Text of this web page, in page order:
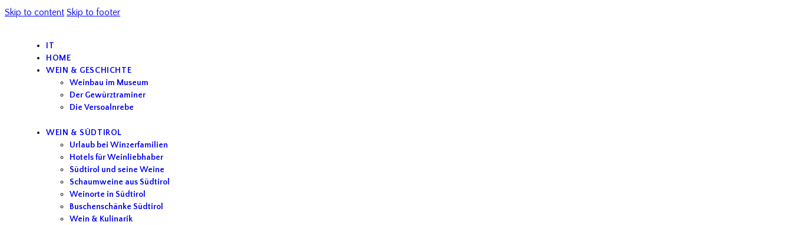
Skip to content Skip to footer
IT
HOME
WEIN & GESCHICHTE
Weinbau im Museum
Der Gewürztraminer
Die Versoalnrebe
WEIN & SÜDTIROL
Urlaub bei Winzerfamilien
Hotels für Weinliebhaber
Südtirol und seine Weine
Schaumweine aus Südtirol
Weinorte in Südtirol
Buschenschänke Südtirol
Wein & Kulinarik